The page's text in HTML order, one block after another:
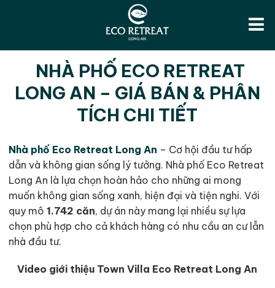
NHÀ PHỐ ECO RETREAT
LONG AN – GIÁ BÁN & PHÂN
TÍCH CHI TIẾT
Nhà phố Eco Retreat Long An – Cơ hội đầu tư hấp
dẫn và không gian sống lý tưởng. Nhà phố Eco Retreat
Long An là lựa chọn hoàn hảo cho những ai mong
muốn không gian sống xanh, hiện đại và tiện nghi. Với
quy mô1.742 căn, dự án này mang lại nhiều sự lựa
chọn phù hợp cho cả khách hàng có nhu cầu an cư lẫn
nhà đầu tư.
Video giới thiệu Town Villa Eco Retreat Long An